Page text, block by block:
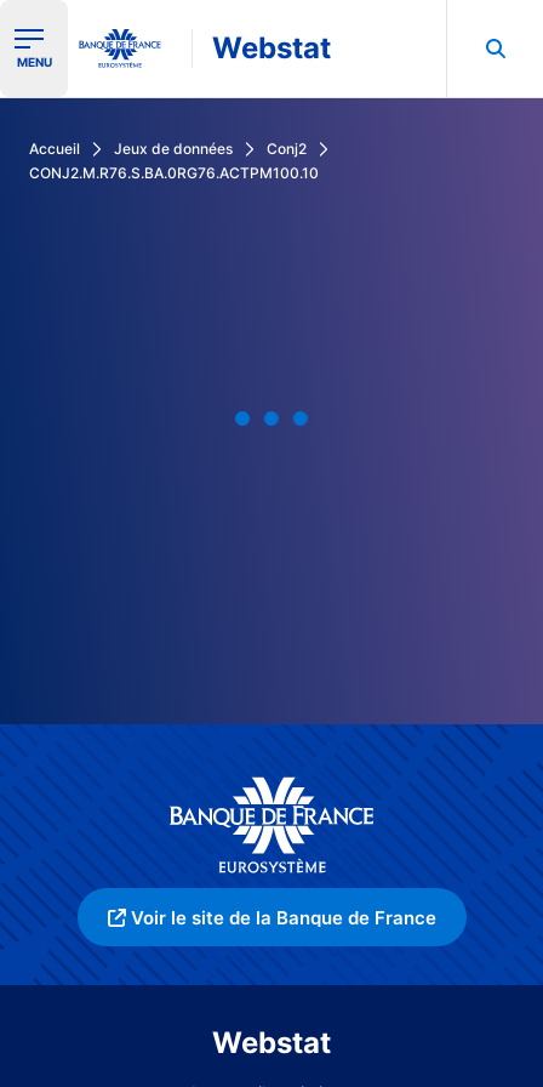
Ouvrir le menu de navigation
MENU Webstat
Accueil Jeux de données
Conj2
CONJ2.M.R76.S.BA.0RG76.ACTPM100.10
Voir le site de la Banque de France
Webstat